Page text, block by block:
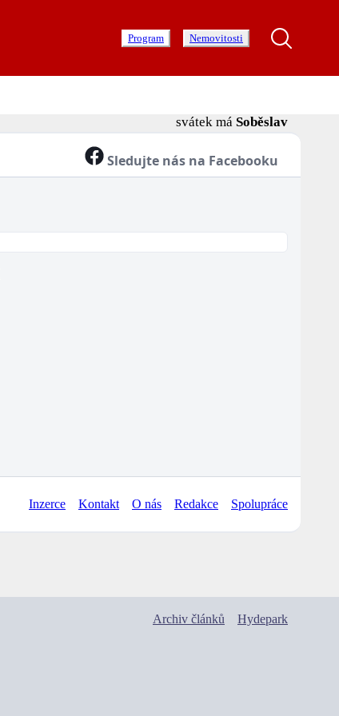
Program Nemovitosti
svátek má Soběslav
Sledujte nás na Facebooku
Inzerce Kontakt O nás Redakce Spolupráce
Archiv článků Hydepark